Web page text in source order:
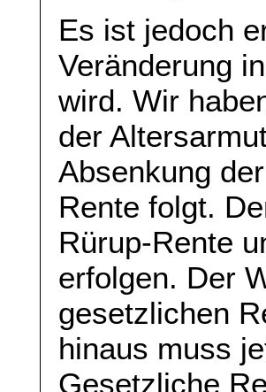
Es ist jedoch
Veränderung
wird. Wir
der
Absenkung
Rente folgt.
Rürup-Rente
erfolgen. Der
gesetzlichen
hinaus muss
Gesetzliche